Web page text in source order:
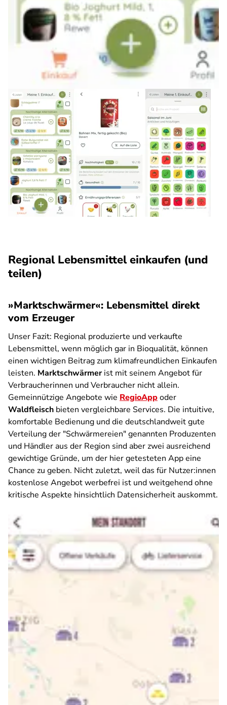
Regional Lebensmittel einkaufen (und
teilen)
»Marktschwärmer«: Lebensmittel direkt
vom Erzeuger
Unser Fazit: Regional produzierte und verkaufte
Lebensmittel, wenn möglich gar in Bioqualität, können
einen wichtigen Beitrag zum klimafreundlichen Einkaufen
leisten. Marktschwärmerist mit seinem Angebot für
Verbraucherinnen und Verbraucher nicht allein.
Gemeinnützige Angebote wie RegioAppoder
Waldfleisch bieten vergleichbare Services. Die intuitive,
komfortable Bedienung und die deutschlandweit gute
Verteilung der "Schwärmereien" genannten Produzenten
und Händler aus der Region sind aber zwei ausreichend
gewichtige Gründe, um der hier getesteten App eine
Chance zu geben. Nicht zuletzt, weil das für Nutzer:innen
kostenlose Angebot werbefrei ist und weitgehend ohne
kritische Aspekte hinsichtlich Datensicherheit auskommt.